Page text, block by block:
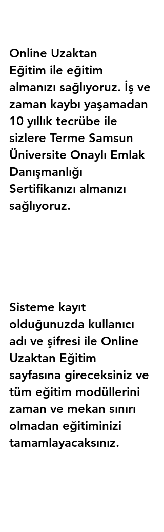
Online Uzaktan
Eğitim ile eğitim
almanızı sağlıyoruz. İş ve
zaman kaybı yaşamadan
10 yıllık tecrübe ile
sizlere Terme Samsun
Üniversite Onaylı Emlak
Danışmanlığı
Sertifikanızı almanızı
sağlıyoruz.
Sisteme kayıt
olduğunuzda kullanıcı
adı ve şifresi ile Online
Uzaktan Eğitim
sayfasına gireceksiniz ve
tüm eğitim modüllerini
zaman ve mekan sınırı
olmadan eğitiminizi
tamamlayacaksınız.